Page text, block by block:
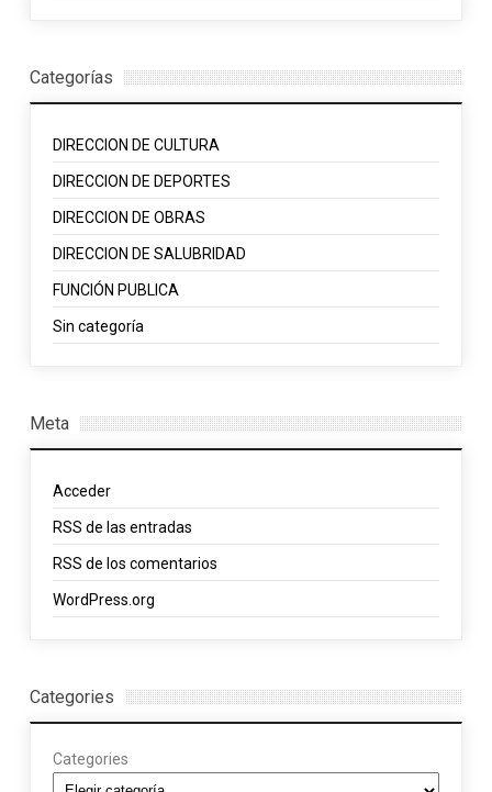
Categorías
DIRECCION DE CULTURA
DIRECCION DE DEPORTES
DIRECCION DE OBRAS
DIRECCION DE SALUBRIDAD
FUNCIÓN PUBLICA
Sin categoría
Meta
Acceder
RSS de las entradas
RSS de los comentarios
WordPress.org
Categories
Categories